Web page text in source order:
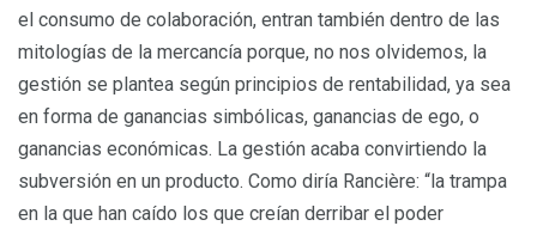
el consumo de colaboración, entran también dentro de las
mitologías de la mercancía porque, no nos olvidemos, la
gestión se plantea según principios de rentabilidad, ya sea
en forma de ganancias simbólicas, ganancias de ego, o
ganancias económicas. La gestión acaba convirtiendo la
subversión en un producto. Como diría Rancière: “la trampa
en la que han caído los que creían derribar el poder